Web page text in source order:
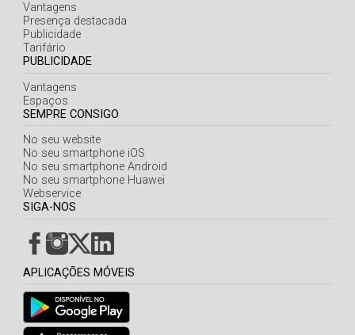
Vantagens
Presença destacada
Publicidade
Tarifário
PUBLICIDADE
Vantagens
Espaços
SEMPRE CONSIGO
No seu website
No seu smartphone iOS
No seu smartphone Android
No seu smartphone Huawei
Webservice
SIGA-NOS
APLICAÇÕES MÓVEIS